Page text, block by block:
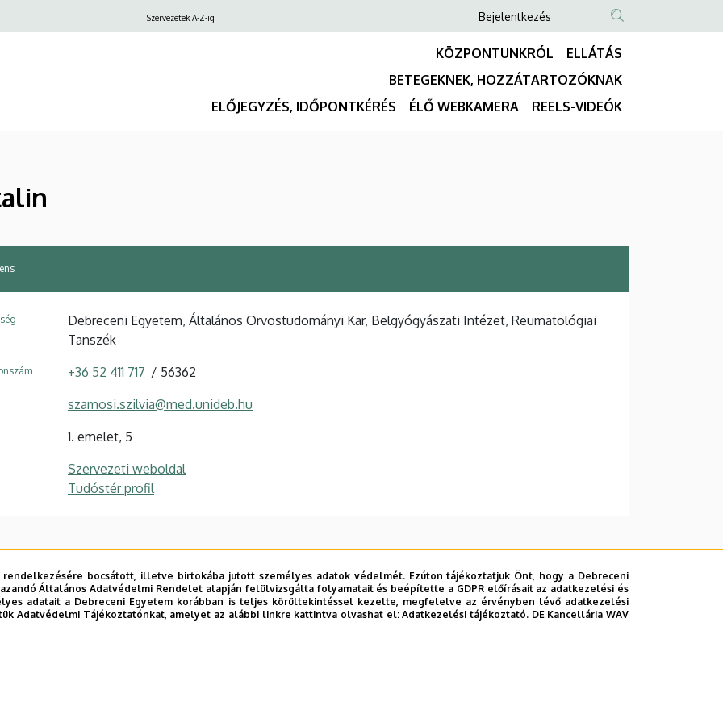
bocsátott, illetve birtokába jutott személyes adatok védelmét. Ezúton tájékoztatjuk Önt, hogy a Debreceni
Általános Adatvédelmi Rendelet alapján felülvizsgálta folyamatait és beépítette a GDPR előírásait az adatkezelési és
adatait a Debreceni Egyetem korábban is teljes körültekintéssel kezelte, megfelelve az érvényben lévő adatkezelési
Adatvédelmi Tájékoztatónkat, amelyet az alábbi linkre kattintva olvashat el:Adatkezelési tájékoztató. DE Kancellária WAV
Szervezetek A-Z-ig
Anonim
Felhasználói
fiók
menüje
Bejelentkezés
NYELVVÁLASZTÓ
TARTALOM
KERESÉSE
KÖZPONTUNKRÓL
ELLÁTÁS
BETEGEKNEK, HOZZÁTARTOZÓKNAK
ELŐJEGYZÉS, IDŐPONTKÉRÉS
ÉLŐ WEBKAMERA REELS-VIDEÓK
Debreceni Egyetem, Általános Orvostudományi Kar, Belgyógyászati Intézet, Reumatológiai
Tanszék
+36 52 411 717 56362
szamosi.szilvia@med.unideb.hu
1. emelet, 5
Szervezeti weboldal
Tudóstér profil